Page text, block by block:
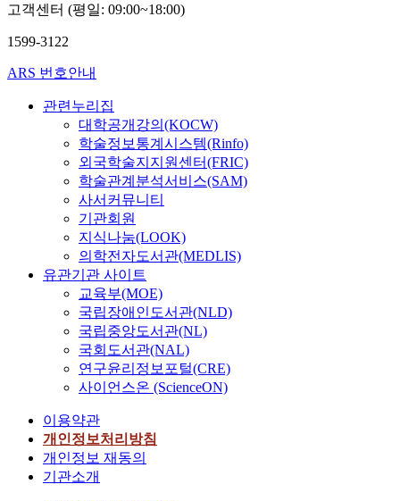
고객센터 (평일: 09:00~18:00)
1599-3122
ARS 번호안내
관련누리집
대학공개강의(KOCW)
학술정보통계시스템(Rinfo)
외국학술지지원센터(FRIC)
학술관계분석서비스(SAM)
사서커뮤니티
기관회원
지식나눔(LOOK)
의학전자도서관(MEDLIS)
유관기관 사이트
교육부(MOE)
국립장애인도서관(NLD)
국립중앙도서관(NL)
국회도서관(NAL)
연구윤리정보포털(CRE)
사이언스온 (ScienceON)
이용약관
개인정보처리방침
개인정보 재동의
기관소개